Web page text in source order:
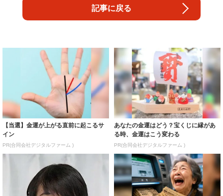
記事に戻る
【当選】金運が上がる直前に起こるサ
イン
PR(合同会社デジタルファーム )
あなたの金運はどう？宝くじに縁があ
る時、金運はこう変わる
PR(合同会社デジタルファーム )